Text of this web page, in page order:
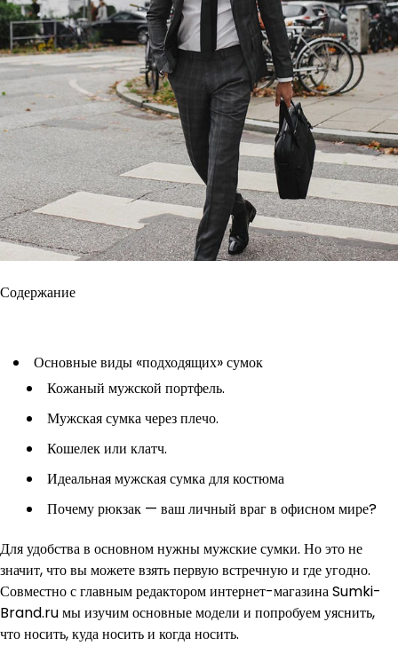
Содержание
Основные виды «подходящих» сумок
Кожаный мужской портфель.
Мужская сумка через плечо.
Кошелек или клатч.
Идеальная мужская сумка для костюма
Почему рюкзак — ваш личный враг в офисном мире?
Для удобства в основном нужны мужские сумки. Но это не
значит, что вы можете взять первую встречную и где угодно.
Совместно с главным редактором интернет-магазина Sumki-
Brand.ru мы изучим основные модели и попробуем уяснить,
что носить, куда носить и когда носить.